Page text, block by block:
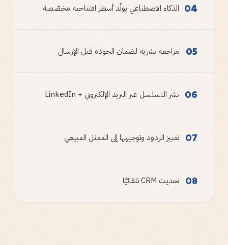
04 الذكاء الاصطناعي يولّد أسطر افتتاحية مخصّصة
05 مراجعة بشرية لضمان الجودة قبل الإرسال
06 نشر التسلسل عبر البريد الإلكتروني + LinkedIn
07 تمييز الردود وتوجيهها إلى الممثل المبيعي
08 تحديث CRM تلقائيًا